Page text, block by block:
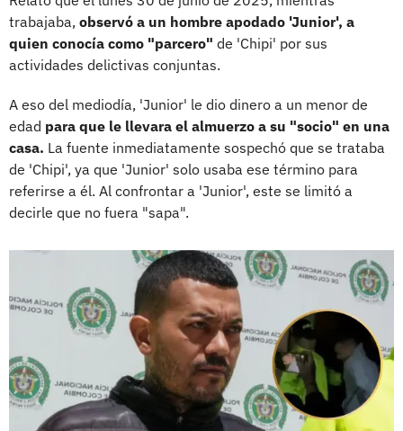
trabajaba, observó a un hombre apodado 'Junior', a
quien conocía como "parcero" de 'Chipi' por sus
actividades delictivas conjuntas.
A eso del mediodía, 'Junior' le dio dinero a un menor de
edad para que le llevara el almuerzo a su "socio" en una
casa. La fuente inmediatamente sospechó que se trataba
de 'Chipi', ya que 'Junior' solo usaba ese término para
referirse a él. Al confrontar a 'Junior', este se limitó a
decirle que no fuera "sapa".